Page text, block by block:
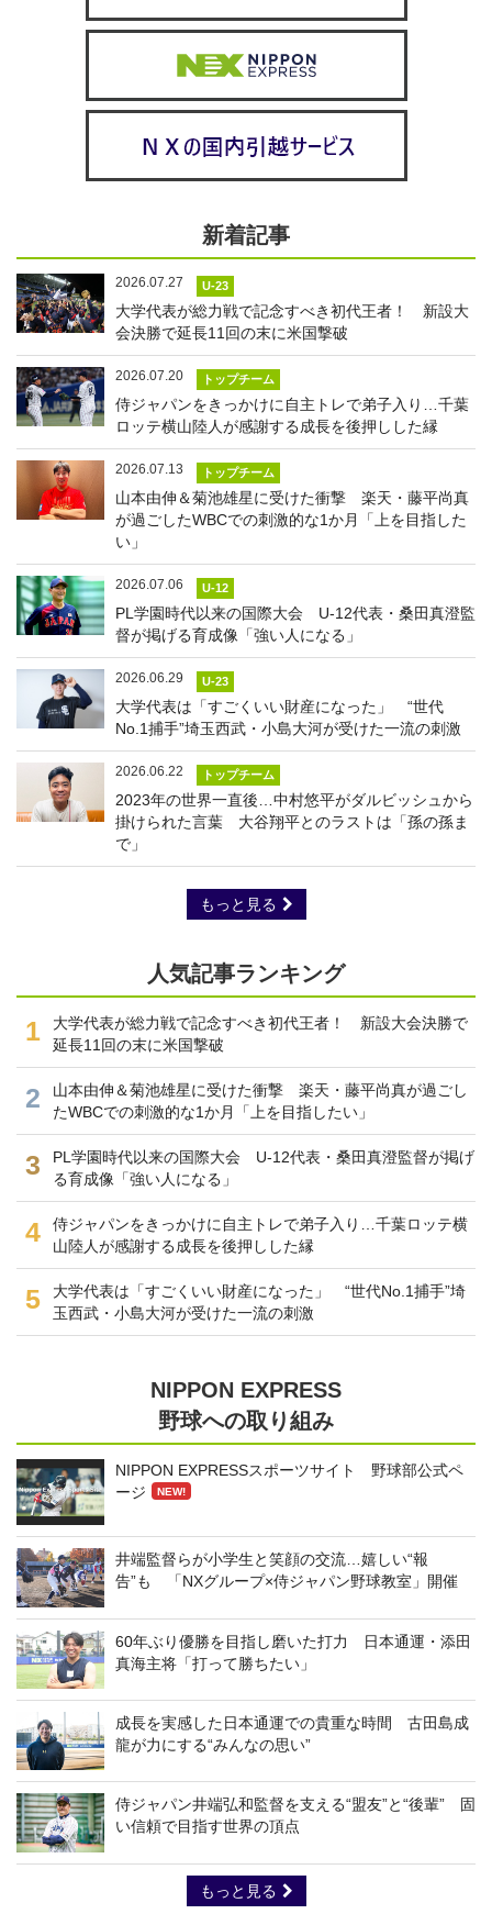
新着記事
2026.07.27 U-23
大学代表が総力戦で記念すべき初代王者！ 新設大
会決勝で延長11回の末に米国撃破
2026.07.20 トップチーム
侍ジャパンをきっかけに自主トレで弟子入り…千葉
ロッテ横山陸人が感謝する成長を後押しした縁
2026.07.13 トップチーム
山本由伸＆菊池雄星に受けた衝撃 楽天・藤平尚真
が過ごしたWBCでの刺激的な1か月「上を目指した
い」
2026.07.06 U-12
PL学園時代以来の国際大会 U-12代表・桑田真澄監
督が掲げる育成像「強い人になる」
2026.06.29 U-23
大学代表は「すごくいい財産になった」 “世代
No.1捕手”埼玉西武・小島大河が受けた一流の刺激
2026.06.22 トップチーム
2023年の世界一直後…中村悠平がダルビッシュから
掛けられた言葉 大谷翔平とのラストは「孫の孫ま
で」
もっと見る
人気記事ランキング
1
大学代表が総力戦で記念すべき初代王者！ 新設大会決勝で
延長11回の末に米国撃破
2
山本由伸＆菊池雄星に受けた衝撃 楽天・藤平尚真が過ごし
たWBCでの刺激的な1か月「上を目指したい」
3
PL学園時代以来の国際大会 U-12代表・桑田真澄監督が掲げ
る育成像「強い人になる」
4
侍ジャパンをきっかけに自主トレで弟子入り…千葉ロッテ横
山陸人が感謝する成長を後押しした縁
5
大学代表は「すごくいい財産になった」 “世代No.1捕手”埼
玉西武・小島大河が受けた一流の刺激
NIPPON EXPRESS
野球への取り組み
NIPPON EXPRESSスポーツサイト 野球部公式ペ
ージ
NEW!
井端監督らが小学生と笑顔の交流…嬉しい“報
告”も 「NXグループ×侍ジャパン野球教室」開催
60年ぶり優勝を目指し磨いた打力 日本通運・添田
真海主将「打って勝ちたい」
成長を実感した日本通運での貴重な時間 古田島成
龍が力にする“みんなの思い”
侍ジャパン井端弘和監督を支える“盟友”と“後輩” 固
い信頼で目指す世界の頂点
もっと見る